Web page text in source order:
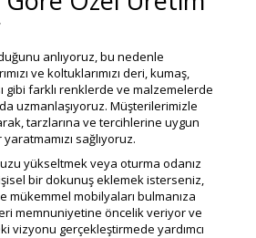
anlıyoruz, bu nedenle
ve koltuklarımızı deri, kumaş,
gibi farklı renklerde ve malzemelerde
uzmanlaşıyoruz. Müşterilerimizle
tarzlarına ve tercihlerine uygun
sağlıyoruz.
yükseltmek veya oturma odanız
bir dokunuş eklemek isterseniz,
mükemmel mobilyaları bulmanıza
memnuniyetine öncelik veriyor ve
vizyonu gerçekleştirmede yardımcı